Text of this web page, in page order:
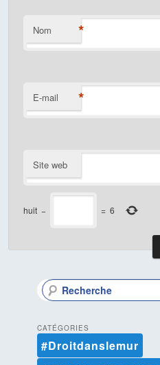
Nom *
E-mail *
Site web
huit − = 6
R
e
h
e
CATÉGORIES
#Droitdanslemur